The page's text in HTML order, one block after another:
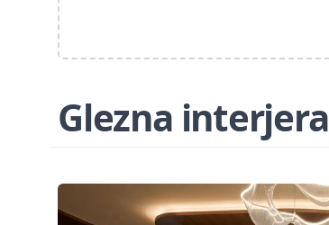
Glezna interjera